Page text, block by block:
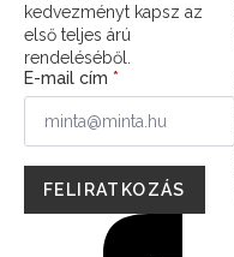
kedvezményt kapsz az
első teljes árú
rendeléséből.
E-mail cím *
FELIRATKOZÁS